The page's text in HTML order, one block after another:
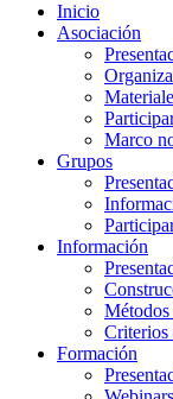
Inicio
Asociación
Marco
Grupos
Información
Criterios
Formación